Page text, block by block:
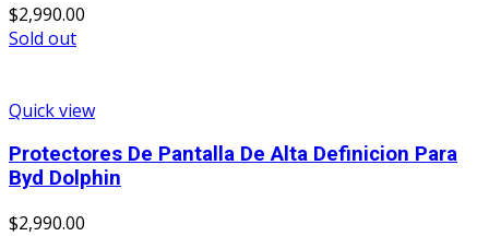
$2,990.00
Sold out
Quick view
Protectores De Pantalla De Alta Definicion Para
Byd Dolphin
$2,990.00